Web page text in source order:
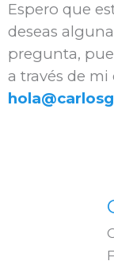
Espero que
deseas
pregunta,
a través de mi